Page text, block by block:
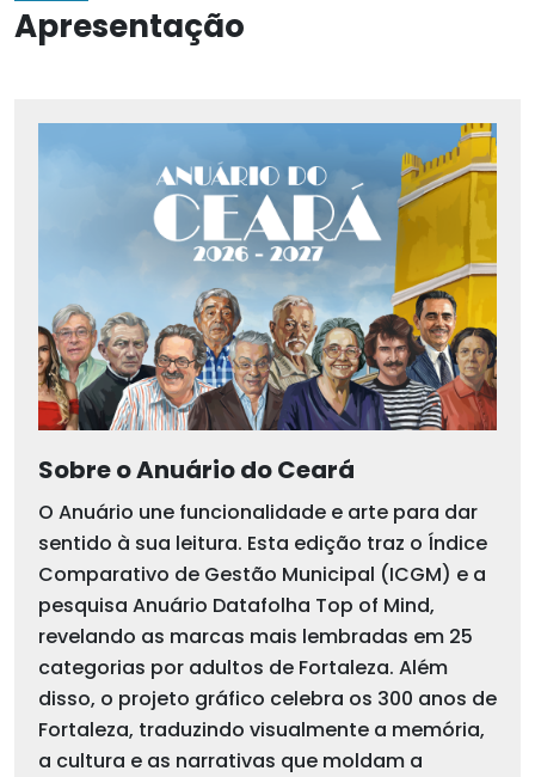
Apresentação
Sobre o Anuário do Ceará
O Anuário une funcionalidade e arte para dar
sentido à sua leitura. Esta edição traz o Índice
Comparativo de Gestão Municipal (ICGM) e a
pesquisa Anuário Datafolha Top of Mind,
revelando as marcas mais lembradas em 25
categorias por adultos de Fortaleza. Além
disso, o projeto gráfico celebra os 300 anos de
Fortaleza, traduzindo visualmente a memória,
a cultura e as narrativas que moldam a